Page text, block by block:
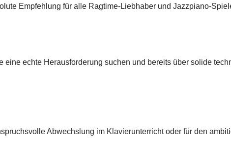
Empfehlung für alle Ragtime-Liebhaber und Jazzpiano-
eine echte Herausforderung suchen und bereits über solide
Abwechslung im Klavierunterricht oder für den